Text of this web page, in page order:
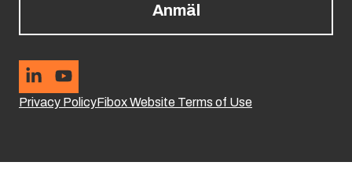
Anmäl
Privacy PolicyFibox Website Terms of Use